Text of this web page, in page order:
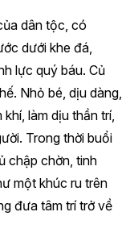
dân tộc, có
dưới khe đá,
lực quý báu. Củ
Nhỏ bé, dịu dàng,
làm dịu thần trí,
Trong thời buổi
chập chờn, tinh
một khúc ru trên
đưa tâm trí trở về